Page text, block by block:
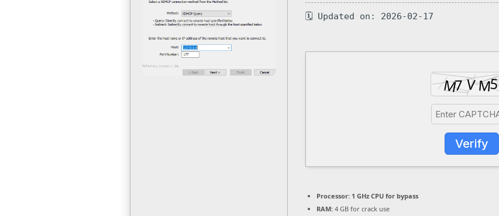
🗓 Updated on: 2026-02-17
Verify
Processor: 1 GHz CPU for bypass
RAM: 4 GB for crack use